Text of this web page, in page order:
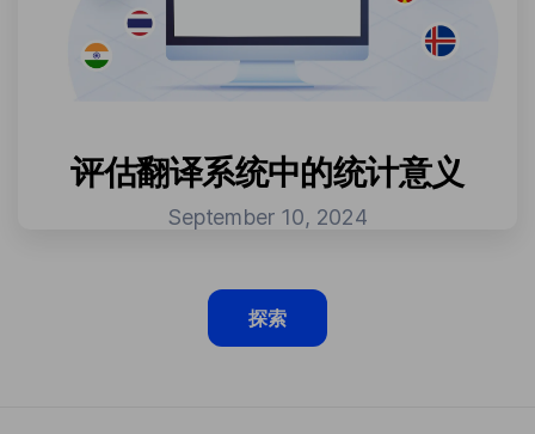
评估翻译系统中的统计意义
September 10, 2024
探索